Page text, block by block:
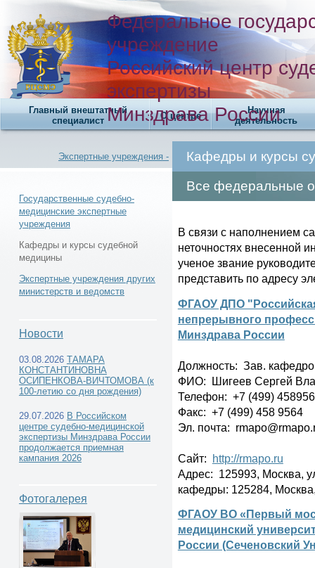
Федеральное
учреждение
Российский центр
экспертизы
Минздрава России
Главный внештатный
специалист
О центре
Научная
деятельность
Экспертные учреждения -
Учреждения высшего
профессионального образования -
кафедры и курсы судебной медицины -
Кафедры и курсы
Государственные судебно-
медицинские экспертные
учреждения
Кафедры и курсы судебной
медицины
Экспертные учреждения других
министерств и ведомств
Новости
03.08.2026 ТАМАРА
КОНСТАНТИНОВНА
ОСИПЕНКОВА-ВИЧТОМОВА (к
100-летию со дня рождения)
29.07.2026 В Российском
центре судебно-медицинской
экспертизы Минздрава России
продолжается приемная
кампания 2026
Фотогалерея
Все федеральные
В связи с наполнением
неточностях внесенной
ученое звание
представить по адресу
ФГАОУ ДПО
непрерывного
Минздрава России
Должность: Зав.
ФИО: Шигеев Сергей
Телефон: +7 (499)
Факс: +7 (499) 458 9564
Эл. почта:
Сайт: http://rmapo.ru
Адрес: 125993, Москва,
кафедры: 125284,
ФГАОУ ВО «Первый
медицинский
России (Сеченовский